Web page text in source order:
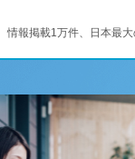
情報掲載1万件、日本最